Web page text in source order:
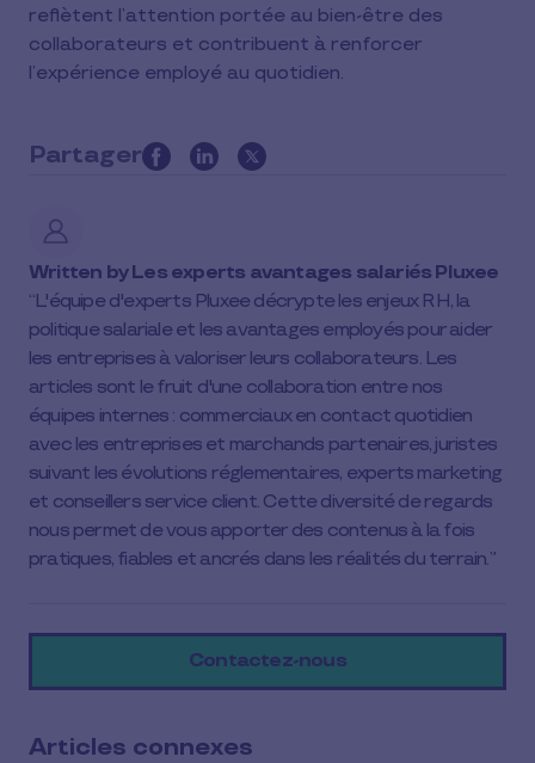
reflètent l’attention portée au bien-être des
collaborateurs et contribuent à renforcer
l’expérience employé au quotidien.
Partager
this
on
social
media
Written byLes experts avantages salariés Pluxee
L'équipe d'experts Pluxee décrypte les enjeux RH, la
politique salariale et les avantages employés pour aider
les entreprises à valoriser leurs collaborateurs. Les
articles sont le fruit d'une collaboration entre nos
équipes internes : commerciaux en contact quotidien
avec les entreprises et marchands partenaires, juristes
suivant les évolutions réglementaires, experts marketing
et conseillers service client. Cette diversité de regards
nous permet de vous apporter des contenus à la fois
pratiques, fiables et ancrés dans les réalités du terrain.
Contactez-nous
Articles connexes